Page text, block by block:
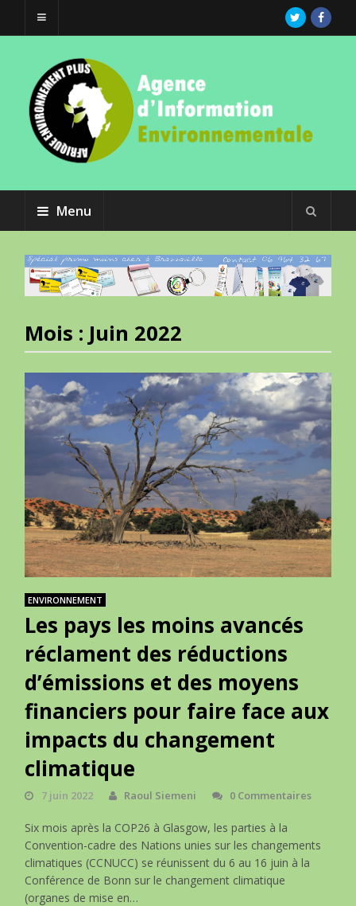
Menu
Mois : Juin 2022
ENVIRONNEMENT
Les pays les moins avancés
réclament des réductions
d’émissions et des moyens
financiers pour faire face aux
impacts du changement
climatique
7 juin 2022 Raoul Siemeni 0 Commentaires
Six mois après la COP26 à Glasgow, les parties à la
Convention-cadre des Nations unies sur les changements
climatiques (CCNUCC) se réunissent du 6 au 16 juin à la
Conférence de Bonn sur le changement climatique
(organes de mise en…